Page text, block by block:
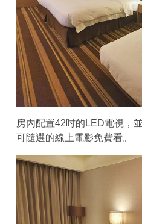
房內配置42吋的LED電視，
可隨選的線上電影免費看。